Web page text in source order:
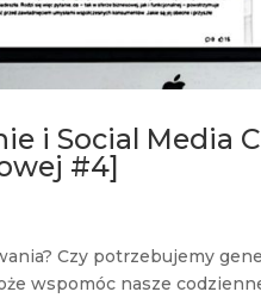
i Social Media
#4]
Czy potrzebujemy
wspomóc nasze